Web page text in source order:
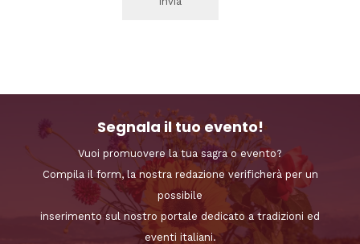
Segnala il tuo evento!
Vuoi promuovere la tua sagra o evento?
Compila il form, la nostra redazione verificherà per un
possibile
inserimento sul nostro portale dedicato a tradizioni ed
eventi italiani.